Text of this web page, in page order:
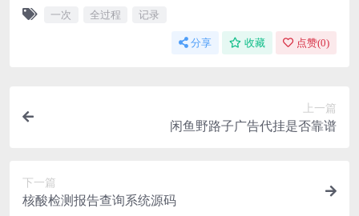
一次 全过程 记录
分享 收藏 点赞(0)
上一篇
闲鱼野路子广告代挂是否靠谱
下一篇
核酸检测报告查询系统源码